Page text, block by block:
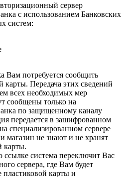
сервер
с использованием Банковских
систем:
Вам потребуется сообщить
Передача этих сведений
всех необходимых мер
сообщены только на
по защищенному каналу
передается в зашифрованном
специализированном сервере
магазин не знают и не хранят
карты.
система переключит Вас
сервера, где Вам будет
карты и